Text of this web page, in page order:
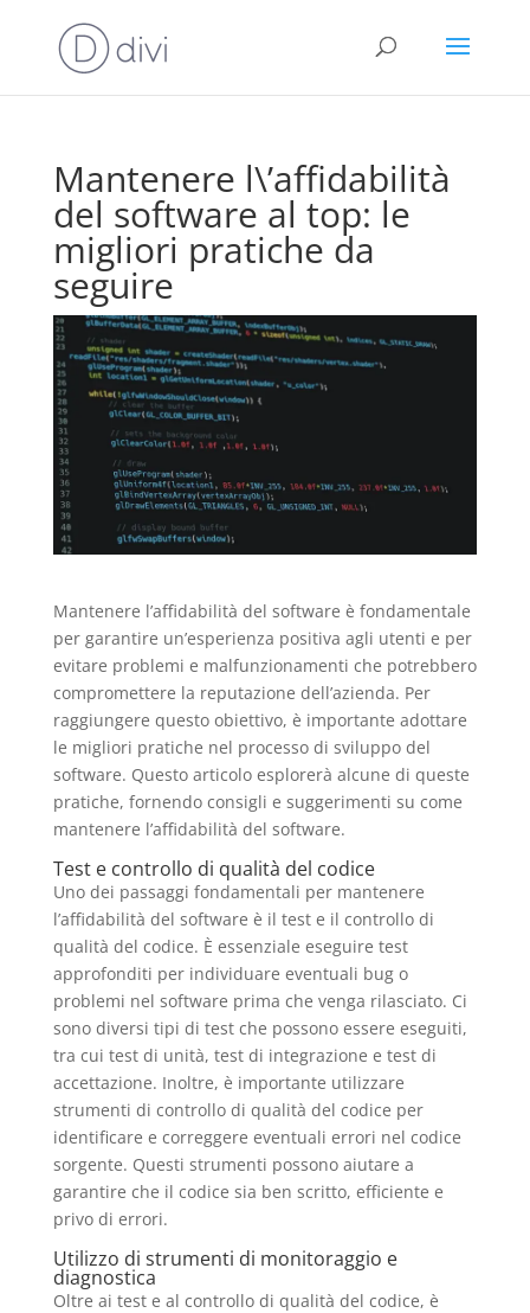
Mantenere l\’affidabilità
del software al top: le
migliori pratiche da
seguire
Mantenere l’affidabilità del software è fondamentale
per garantire un’esperienza positiva agli utenti e per
evitare problemi e malfunzionamenti che potrebbero
compromettere la reputazione dell’azienda. Per
raggiungere questo obiettivo, è importante adottare
le migliori pratiche nel processo di sviluppo del
software. Questo articolo esplorerà alcune di queste
pratiche, fornendo consigli e suggerimenti su come
mantenere l’affidabilità del software.
Test e controllo di qualità del codice
Uno dei passaggi fondamentali per mantenere
l’affidabilità del software è il test e il controllo di
qualità del codice. È essenziale eseguire test
approfonditi per individuare eventuali bug o
problemi nel software prima che venga rilasciato. Ci
sono diversi tipi di test che possono essere eseguiti,
tra cui test di unità, test di integrazione e test di
accettazione. Inoltre, è importante utilizzare
strumenti di controllo di qualità del codice per
identificare e correggere eventuali errori nel codice
sorgente. Questi strumenti possono aiutare a
garantire che il codice sia ben scritto, efficiente e
privo di errori.
Utilizzo di strumenti di monitoraggio e
diagnostica
Oltre ai test e al controllo di qualità del codice, è